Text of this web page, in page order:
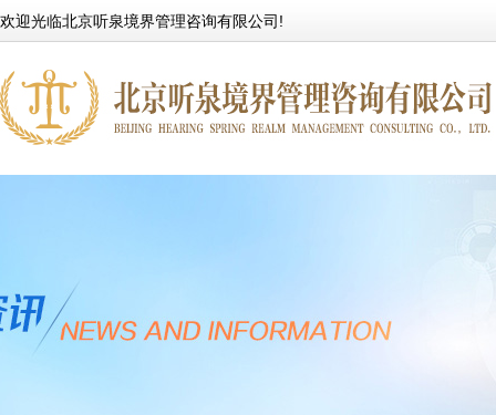
欢迎光临北京听泉境界管理咨询有限公司!